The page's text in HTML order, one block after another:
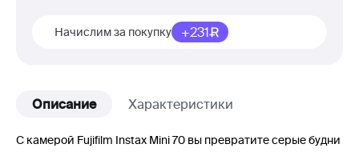
Начислим за покупку +231
Описание Характеристики
С камерой Fujifilm Instax Mini 70 вы превратите серые будни